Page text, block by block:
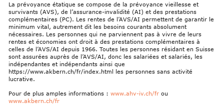
La prévoyance étatique se compose de la prévoyance vieillesse et
survivants (AVS), de l’assurance-invalidité (AI) et des prestations
complémentaires (PC). Les rentes de l’AVS/AI permettent de garantir le
minimum vital, autrement dit les besoins courants absolument
nécessaires. Les personnes qui ne parviennent pas à vivre de leurs
rentes et économies ont droit à des prestations complémentaires à
celles de l’AVS/AI depuis 1966. Toutes les personnes résidant en Suisse
sont assurées auprès de l’AVS/AI, donc les salariées et salariés, les
indépendantes et indépendants ainsi que
https://www.akbern.ch/fr/index.html les personnes sans activité
lucrative.
Pour de plus amples informations :www.ahv-iv.ch/fr ou
www.akbern.ch/fr